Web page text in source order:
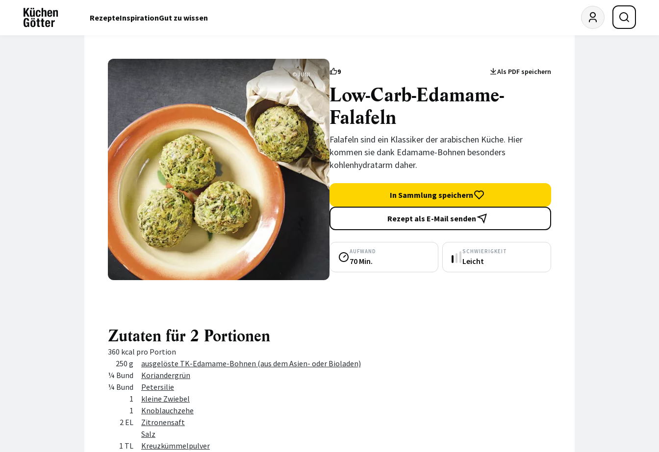
RezepteInspirationGut zu wissen
© JUNI 9 Als PDF speichern
Low-Carb-Edamame-
Falafeln
Falafeln sind ein Klassiker der arabischen Küche. Hier
kommen sie dank Edamame-Bohnen besonders
kohlenhydratarm daher.
In Sammlung speichern
Rezept als E-Mail senden
AUFWAND
70 Min.
SCHWIERIGKEIT
Leicht
Zutaten für 2 Portionen
360 kcal pro Portion
MengeZutat
250 g
ausgelöste TK-Edamame-Bohnen (aus dem Asien- oder Bioladen)
¼ Bund
Koriandergrün
¼ Bund
Petersilie
1
kleine Zwiebel
1
Knoblauchzehe
2 EL
Zitronensaft
Salz
1 TL
Kreuzkümmelpulver